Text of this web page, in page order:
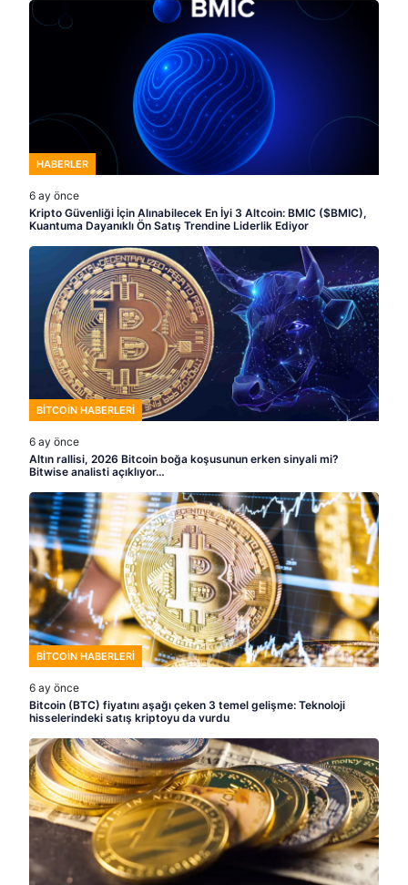
HABERLER
6 ay önce
Kripto Güvenliği İçin Alınabilecek En İyi 3 Altcoin: BMIC ($BMIC),
Kuantuma Dayanıklı Ön Satış Trendine Liderlik Ediyor
BITCOIN HABERLERI
6 ay önce
Altın rallisi, 2026 Bitcoin boğa koşusunun erken sinyali mi?
Bitwise analisti açıklıyor…
BITCOIN HABERLERI
6 ay önce
Bitcoin (BTC) fiyatını aşağı çeken 3 temel gelişme: Teknoloji
hisselerindeki satış kriptoyu da vurdu